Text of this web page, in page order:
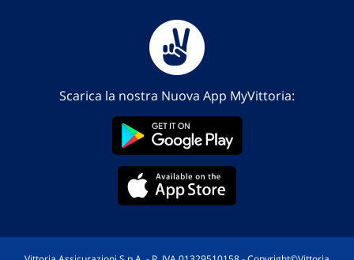
Scarica la nostra Nuova App MyVittoria: